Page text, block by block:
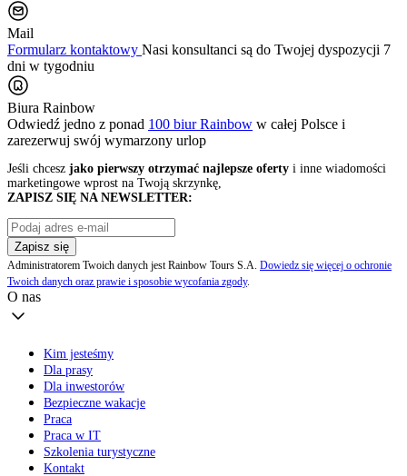
Mail
Formularz kontaktowy Nasi konsultanci są do Twojej dyspozycji 7
dni w tygodniu
Biura Rainbow
Odwiedź jedno z ponad 100 biur Rainbow w całej Polsce i
zarezerwuj swój wymarzony urlop
Jeśli chcesz jako pierwszy otrzymać najlepsze oferty i inne wiadomości
marketingowe wprost na Twoją skrzynkę,
ZAPISZ SIĘ NA NEWSLETTER:
Zapisz się
Administratorem Twoich danych jest Rainbow Tours S.A. Dowiedz się więcej o ochronie
Twoich danych oraz prawie i sposobie wycofania zgody.
O nas
Kim jesteśmy
Dla prasy
Dla inwestorów
Bezpieczne wakacje
Praca
Praca w IT
Szkolenia turystyczne
Kontakt